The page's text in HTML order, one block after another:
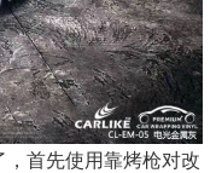
首先使用靠烤枪对改